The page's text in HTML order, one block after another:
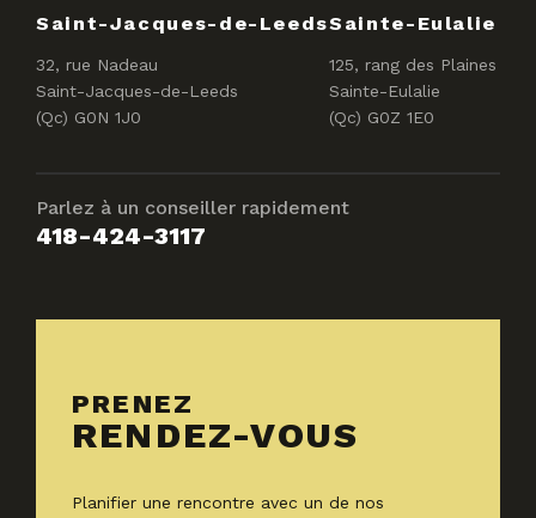
Saint-Jacques-de-Leeds
32, rue Nadeau
Saint-Jacques-de-Leeds
(Qc) G0N 1J0
Sainte-Eulalie
125, rang des Plaines
Sainte-Eulalie
(Qc) G0Z 1E0
Parlez à un conseiller rapidement
418-424-3117
PRENEZ
RENDEZ-VOUS
Planifier une rencontre avec un de nos